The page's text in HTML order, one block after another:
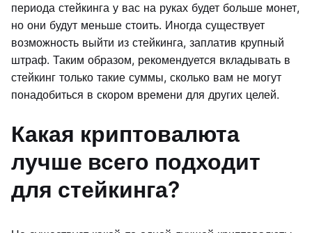
периода стейкинга у вас на руках будет больше монет,
но они будут меньше стоить. Иногда существует
возможность выйти из стейкинга, заплатив крупный
штраф. Таким образом, рекомендуется вкладывать в
стейкинг только такие суммы, сколько вам не могут
понадобиться в скором времени для других целей.
Какая криптовалюта
лучше всего подходит
для стейкинга?